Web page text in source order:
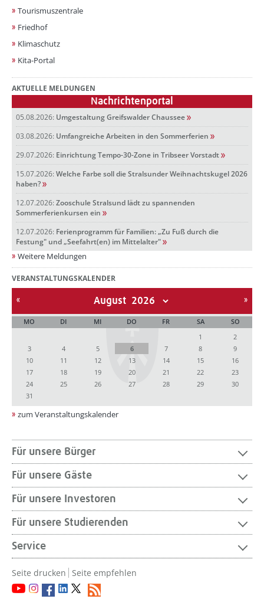
Tourismuszentrale
Friedhof
Klimaschutz
Kita-Portal
AKTUELLE MELDUNGEN
Nachrichtenportal
05.08.2026: Umgestaltung Greifswalder Chaussee
03.08.2026: Umfangreiche Arbeiten in den Sommerferien
29.07.2026: Einrichtung Tempo-30-Zone in Tribseer Vorstadt
15.07.2026: Welche Farbe soll die Stralsunder Weihnachtskugel 2026
haben?
12.07.2026: Zooschule Stralsund lädt zu spannenden
Sommerferienkursen ein
12.07.2026: Ferienprogramm für Familien: „Zu Fuß durch die
Festung" und „Seefahrt(en) im Mittelalter"
Weitere Meldungen
VERANSTALTUNGSKALENDER
August
MO DI MI DO FR SA
SO
1
2
3
4 5 6 7 8
9
10
11 12 13 14 15
16
17
18 19 20 21 22
23
24
25 26 27 28 29
30
31
zum Veranstaltungskalender
Für unsere Bürger
Für unsere Gäste
Für unsere Investoren
Für unsere Studierenden
Service
Seite drucken Seite empfehlen